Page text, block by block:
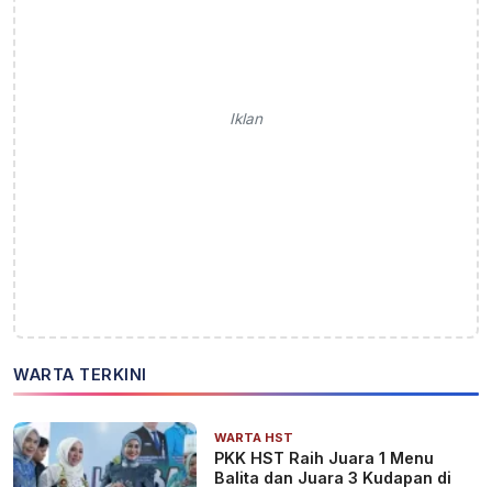
Iklan
WARTA TERKINI
WARTA HST
PKK HST Raih Juara 1 Menu
Balita dan Juara 3 Kudapan di